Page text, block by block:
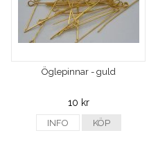
Öglepinnar - guld
10 kr
INFO KÖP